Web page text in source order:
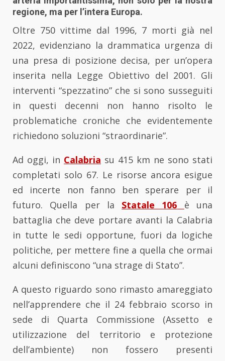
regione, ma per l’intera Europa.
Oltre 750 vittime dal 1996, 7 morti già nel
2022, evidenziano la drammatica urgenza di
una presa di posizione decisa, per un’opera
inserita nella Legge Obiettivo del 2001. Gli
interventi “spezzatino” che si sono susseguiti
in questi decenni non hanno risolto le
problematiche croniche che evidentemente
richiedono soluzioni “straordinarie”.
Ad oggi, in Calabria su 415 km ne sono stati
completati solo 67. Le risorse ancora esigue
ed incerte non fanno ben sperare per il
futuro. Quella per la Statale 106
è una
battaglia che deve portare avanti la Calabria
in tutte le sedi opportune, fuori da logiche
politiche, per mettere fine a quella che ormai
alcuni definiscono “una strage di Stato”.
A questo riguardo sono rimasto amareggiato
nell’apprendere che il 24 febbraio scorso in
sede di Quarta Commissione (Assetto e
utilizzazione del territorio e protezione
dell’ambiente) non fossero presenti